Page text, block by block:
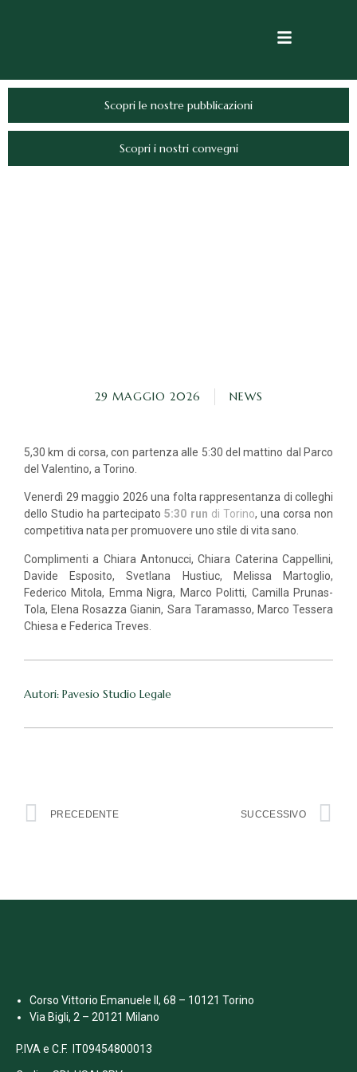
Scopri le nostre pubblicazioni
Scopri i nostri convegni
29 MAGGIO 2026 NEWS
5,30 km di corsa, con partenza alle 5:30 del mattino dal Parco
del Valentino, a Torino.
Venerdì 29 maggio 2026 una folta rappresentanza di colleghi
dello Studio ha partecipato5:30 run di Torino, una corsa non
competitiva nata per promuovere uno stile di vita sano.
Complimenti a Chiara Antonucci, Chiara Caterina Cappellini,
Davide Esposito, Svetlana Hustiuc, Melissa Martoglio,
Federico Mitola, Emma Nigra, Marco Politti, Camilla Prunas-
Tola, Elena Rosazza Gianin, Sara Taramasso, Marco Tessera
Chiesa e Federica Treves.
Autori: Pavesio Studio Legale
PRECEDENTE SUCCESSIVO
Corso Vittorio Emanuele II, 68 – 10121 Torino
Via Bigli, 2 – 20121 Milano
P.IVA e C.F. IT09454800013